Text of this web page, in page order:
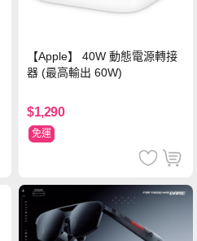
【Apple】 40W 動態電源轉接
器 (最高輸出 60W)
$1,290
免運